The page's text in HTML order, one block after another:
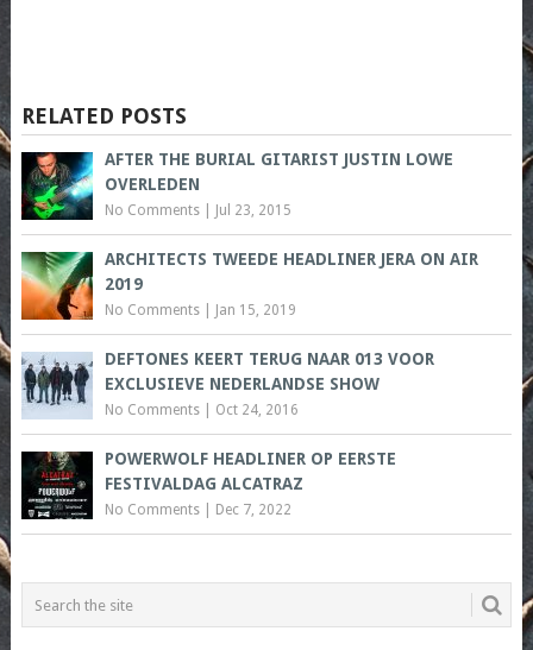
RELATED POSTS
AFTER THE BURIAL GITARIST JUSTIN LOWE
OVERLEDEN
No Comments| Jul 23, 2015
ARCHITECTS TWEEDE HEADLINER JERA ON AIR
2019
No Comments| Jan 15, 2019
DEFTONES KEERT TERUG NAAR 013 VOOR
EXCLUSIEVE NEDERLANDSE SHOW
No Comments| Oct 24, 2016
POWERWOLF HEADLINER OP EERSTE
FESTIVALDAG ALCATRAZ
No Comments| Dec 7, 2022